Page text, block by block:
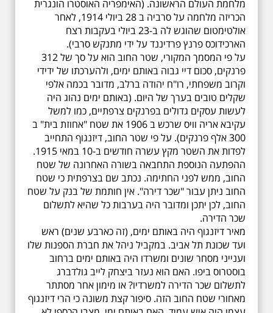
מלחמת העולם הראשונה. (האימפריה האוסטרו הונגרית
הכריזה מלחמה על סרביה ב 28 ביולי 1914, לאחר
אולטימטום שהוגש לה ב-23 ביולי בעקבות רצח
הארכידוכס פרנץ פרדיננד על ידי מתנקש סרבי).
על פי המסמך המקורי, שטר החוב הוא על סך של 312
פרנקים, סכום דיי גבוה באותם ימים, ולהערכתו של ידידי
וקרוב משפחתי, רו"ח יהודה ברלב, מדובר בכמה אלפי
שקלים טובים בערך של היום. (באותם ימים נהוג היה
לעשות עסקים גדולים בפרנקים צרפתיים, כמו למשל
עקיבא אריה וויס שרכש ב 1906 את שטח "אחוזת בית" ב
300 אלף פרנקים). על פי שטר החוב, דיזנגוף התחייב
לפדות את השטר מקץ עשרה חודשים ב-10 במאי 1915.
ההפתעה הנוספת התחבאה בשורה האחרונה של שטח
החוב, ממש לפני החתימה. נכתב שם בצרפתית כי שטח
החוב ניתן עבור "שכר דירה". אין חותמת של בנק על שטח
החוב, לכן יתכן ומדובר היה בערבות כל שהיא לתשלום
שכר הדירה.
מאיר דיזנגוף היה באותם ימים, (זה כארבע שנים) ראש
ועד שכונת תל אביב. במקביל ניהל את חברת הספנות שלו
וענייני מסחר שונים ומשרדו היה באותם ימים ברחוב
בוסטרוס ביפו. האם הוא נעזר ביצחק לייב גולדברג
לתשלום שכר הדירה למשרדיו? או מימון אחר מסתתר
מאחורי שטח החוב הזה. סיפור קצת משונה כי הרי דיזנגוף